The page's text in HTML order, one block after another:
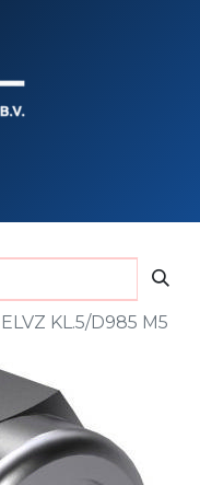
KL.5/D985 M5